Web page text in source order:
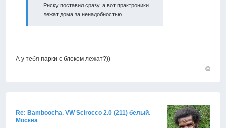
Рнску поставил сразу, а вот практроники
лежат дома за ненадобностью.
А у тебя парки с блоком лежат?))
Re: Bamboocha. VW Scirocco 2.0 (211) белый.
Москва